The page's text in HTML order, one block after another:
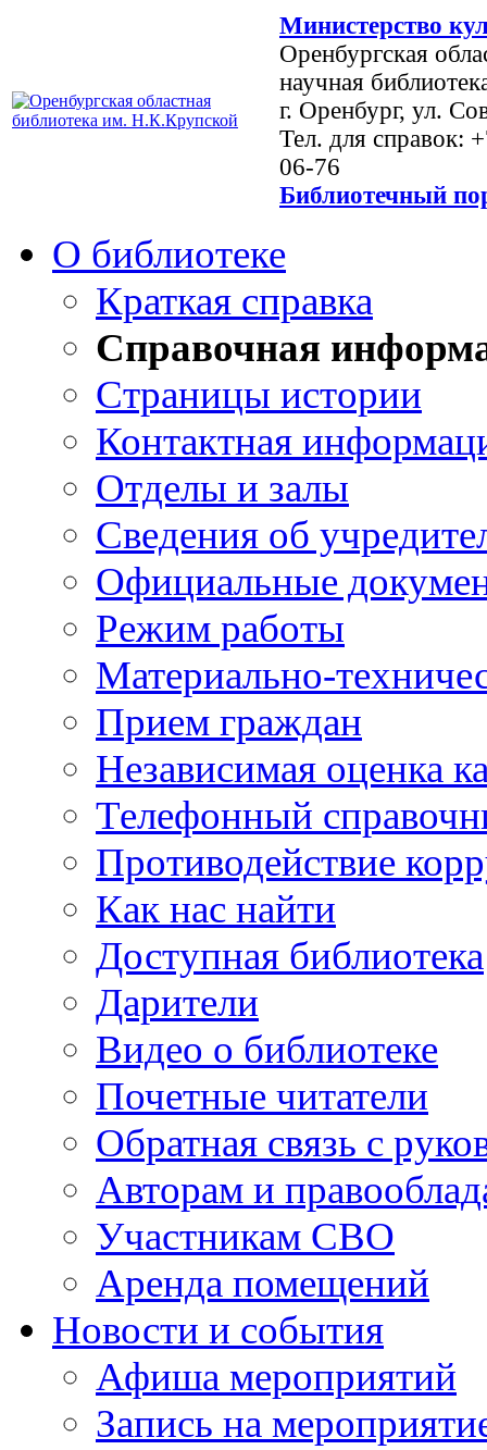
Министерство
Оренбургская
научная
г. Оренбург, ул.
Тел. для справок:
06-76
Библиотечный
О библиотеке
Краткая справка
Справочная
Страницы истории
Контактная
Отделы и залы
Сведения об
Официальные
Режим работы
Материально-
Прием граждан
Независимая оценка
Телефонный
Противодействие
Как нас найти
Доступная библиотека
Дарители
Видео о библиотеке
Почетные читатели
Обратная связь с
Авторам и
Участникам СВО
Аренда помещений
Новости и события
Афиша мероприятий
Запись на